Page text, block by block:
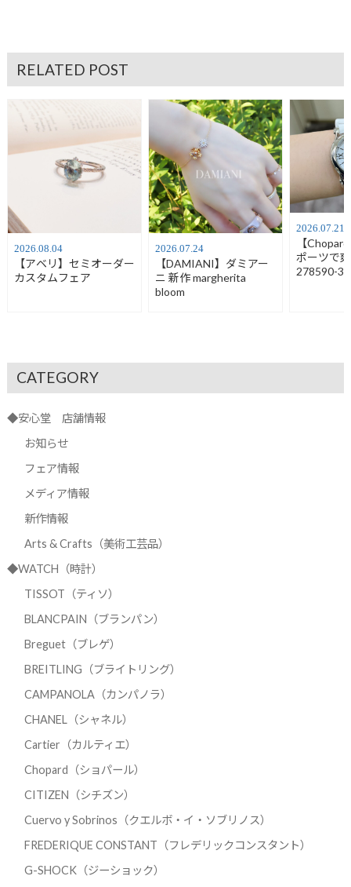
RELATED POST
2026.08.04
【アベリ】セミオーダー
カスタムフェア
2026.07.24
【DAMIANI】ダミアー
ニ 新作 margherita
bloom
2026.07.21
【
ポーツで
278590-
CATEGORY
◆安心堂 店舗情報
お知らせ
フェア情報
メディア情報
新作情報
Arts & Crafts（美術工芸品）
◆WATCH（時計）
TISSOT（ティソ）
BLANCPAIN（ブランパン）
Breguet（ブレゲ）
BREITLING（ブライトリング）
CAMPANOLA（カンパノラ）
CHANEL（シャネル）
Cartier（カルティエ）
Chopard（ショパール）
CITIZEN（シチズン）
Cuervo y Sobrinos（クエルボ・イ・ソブリノス）
FREDERIQUE CONSTANT（フレデリックコンスタント）
G-SHOCK（ジーショック）